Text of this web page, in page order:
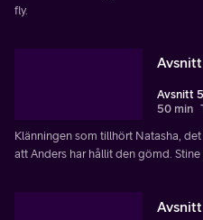
fly.
Avsnitt 5
50 min
Klänningen som tillhört Natasha,
att Anders har hållit den gömd.